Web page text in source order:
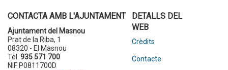
CONTACTA AMB L'AJUNTAMENT
Ajuntament del Masnou
Prat de la Riba, 1
08320 - El Masnou
Tel. 935 571 700
NIF P0811700D
DETALLS DEL
WEB
Crèdits
Contacte